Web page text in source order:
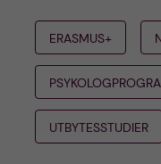
ERASMUS+
UTBYTESSTUDIER